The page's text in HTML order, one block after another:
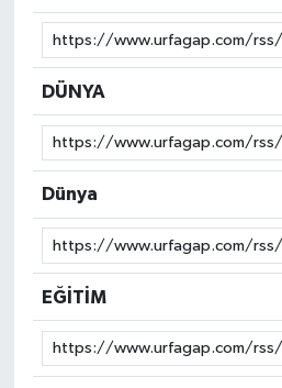
DÜNYA
Dünya
EĞİTİM